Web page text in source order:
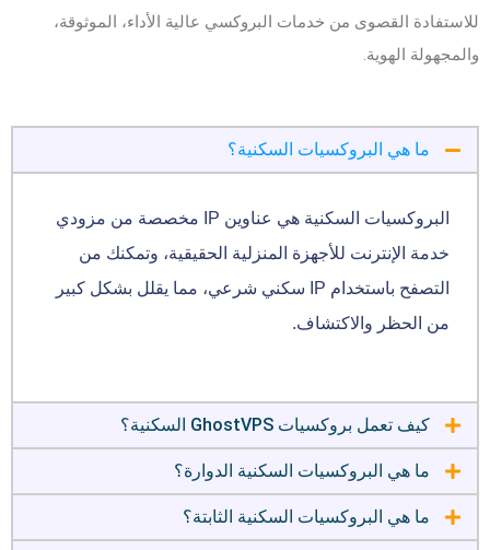
للاستفادة القصوى من خدمات البروكسي عالية الأداء، الموثوقة،
والمجهولة الهوية.
ما هي البروكسيات السكنية؟
البروكسيات السكنية هي عناوين IP مخصصة من مزودي
خدمة الإنترنت للأجهزة المنزلية الحقيقية، وتمكنك من
التصفح باستخدام IP سكني شرعي، مما يقلل بشكل كبير
من الحظر والاكتشاف.
كيف تعمل بروكسيات GhostVPS السكنية؟
ما هي البروكسيات السكنية الدوارة؟
ما هي البروكسيات السكنية الثابتة؟